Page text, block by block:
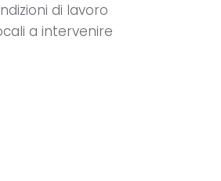
di lavoro
a intervenire